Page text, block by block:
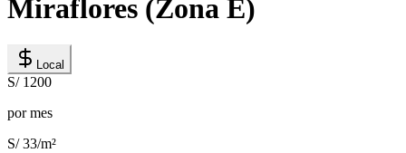
Miraflores (Zona E)
Local
S/ 1200
por mes
S/ 33/m²